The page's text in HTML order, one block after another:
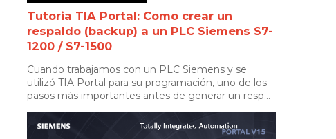
Tutoria TIA Portal: Como crear un
respaldo (backup) a un PLC Siemens S7-
1200 / S7-1500
Cuando trabajamos con un PLC Siemens y se
utilizó TIA Portal para su programación, uno de los
pasos más importantes antes de generar un resp...